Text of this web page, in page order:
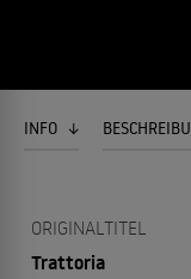
INFO
ORIGINALTITEL
Trattoria